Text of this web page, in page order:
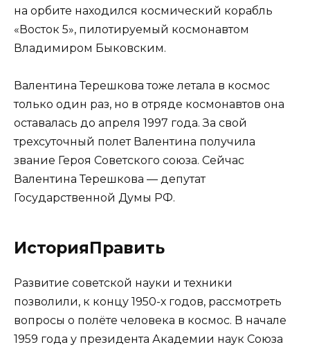
на орбите находился космический корабль
«Восток 5», пилотируемый космонавтом
Владимиром Быковским.
Валентина Терешкова тоже летала в космос
только один раз, но в отряде космонавтов она
оставалась до апреля 1997 года. За свой
трехсуточный полет Валентина получила
звание Героя Советского союза. Сейчас
Валентина Терешкова — депутат
Государственной Думы РФ.
ИсторияПравить
Развитие советской науки и техники
позволили, к концу 1950-х годов, рассмотреть
вопросы о полёте человека в космос. В начале
1959 года у президента Академии наук Союза